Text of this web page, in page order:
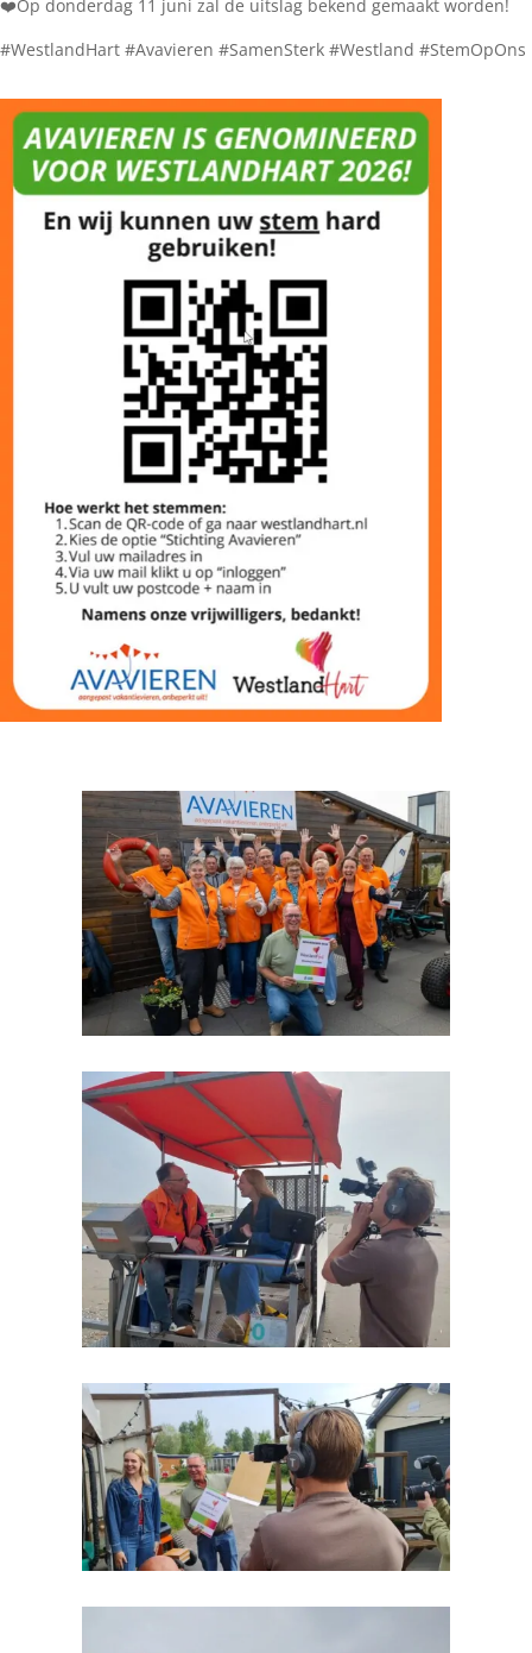
❤️Op donderdag 11 juni zal de uitslag bekend gemaakt worden!
#WestlandHart #Avavieren #SamenSterk #Westland #StemOpOns